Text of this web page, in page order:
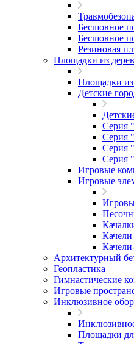
Бесшовное
Бесшовное
Резиновая
Площадки из
Площадки из
Детские
Серия
Серия
Серия
Серия
Игровые
Игровые
Качели
Архитектурный
Геопластика
Гимнастические
Игровые
Инклюзивное
Площадки